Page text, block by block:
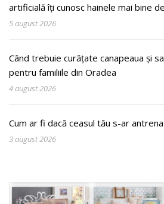
artificială îți cunosc hainele mai bine
5 august 2026
Când trebuie curățate canapeaua și
pentru familiile din Oradea
4 august 2026
Cum ar fi dacă ceasul tău s-ar
3 august 2026